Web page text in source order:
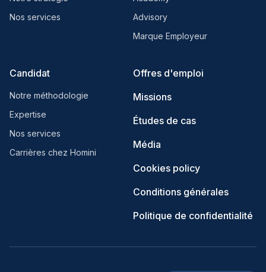
Nos services
Advisory
Marque Employeur
Candidat
Notre méthodologie
Expertise
Nos services
Carrières chez Homini
Offres d'emploi
Missions
Études de cas
Média
Cookies policy
Conditions générales
Politique de confidentialité